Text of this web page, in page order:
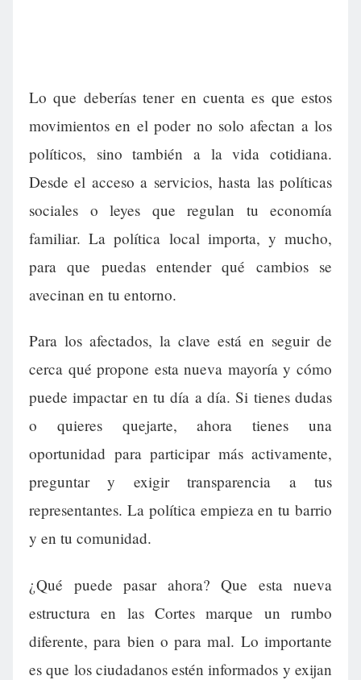
Lo que deberías tener en cuenta es que estos
movimientos en el poder no solo afectan a los
políticos, sino también a la vida cotidiana.
Desde el acceso a servicios, hasta las políticas
sociales o leyes que regulan tu economía
familiar. La política local importa, y mucho,
para que puedas entender qué cambios se
avecinan en tu entorno.
Para los afectados, la clave está en seguir de
cerca qué propone esta nueva mayoría y cómo
puede impactar en tu día a día. Si tienes dudas
o quieres quejarte, ahora tienes una
oportunidad para participar más activamente,
preguntar y exigir transparencia a tus
representantes. La política empieza en tu barrio
y en tu comunidad.
¿Qué puede pasar ahora? Que esta nueva
estructura en las Cortes marque un rumbo
diferente, para bien o para mal. Lo importante
es que los ciudadanos estén informados y exijan